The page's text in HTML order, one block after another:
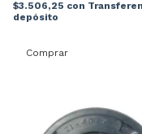
$3.506,25 con
depósito